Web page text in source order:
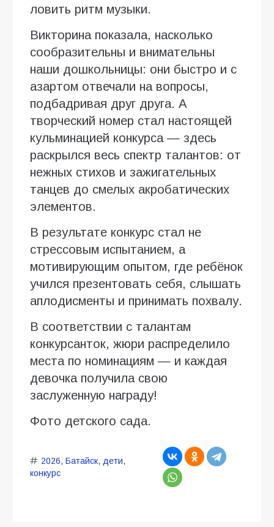
ловить ритм музыки.
Викторина показала, насколько
сообразительны и внимательны
наши дошкольницы: они быстро и с
азартом отвечали на вопросы,
подбадривая друг друга. А
творческий номер стал настоящей
кульминацией конкурса — здесь
раскрылся весь спектр талантов: от
нежных стихов и зажигательных
танцев до смелых акробатических
элементов.
В результате конкурс стал не
стрессовым испытанием, а
мотивирующим опытом, где ребёнок
учился презентовать себя, слышать
аплодисменты и принимать похвалу.
В соответствии с талантам
конкурсанток, жюри распределило
места по номинациям — и каждая
девочка получила свою
заслуженную награду!
Фото детского сада.
2026, Батайск, дети,
конкурс